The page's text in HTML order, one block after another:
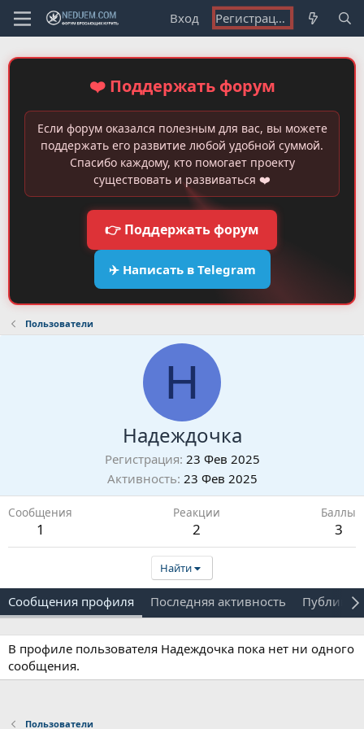
Вход Регистрация
❤️ Поддержать форум
Если форум оказался полезным для вас, вы можете
поддержать его развитие любой удобной суммой.
Спасибо каждому, кто помогает проекту
существовать и развиваться ❤️
👉 Поддержать форум
✈️ Написать в Telegram
Пользователи
Н
Надеждочка
Регистрация 23 Фев 2025
Активность 23 Фев 2025
Сообщения
1
Реакции
2
Баллы
3
Найти
Сообщения профиля Последняя активность
В профиле пользователя Надеждочка пока нет ни одного
сообщения.
Пользователи